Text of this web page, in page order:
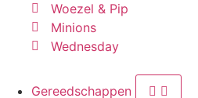
Woezel & Pip
Minions
Wednesday
Gereedschappen